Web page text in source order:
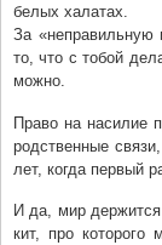
белых халатах.
За «неправильную
то, что с тобой
можно.
Право на насилие
родственные
лет, когда первый
И да, мир
кит, про